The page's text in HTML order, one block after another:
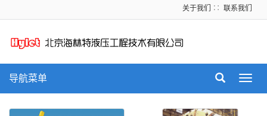
关于我们 ∷ 联系我们
导航菜单